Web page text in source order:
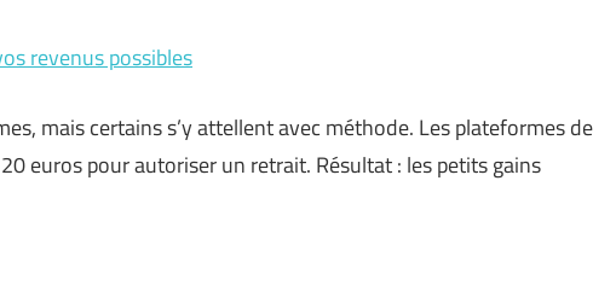
revenus possibles
mais certains s’y attellent avec méthode. Les plateformes de
euros pour autoriser un retrait. Résultat : les petits gains